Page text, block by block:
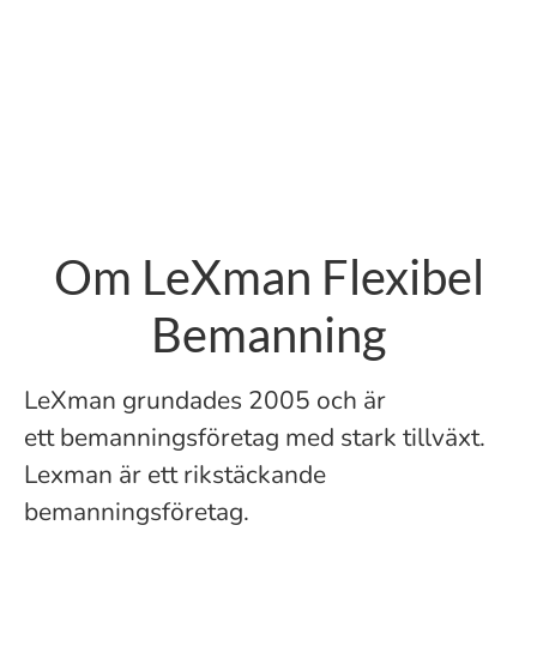
Om LeXman Flexibel
Bemanning
LeXman grundades 2005 och är
ett bemanningsföretag med stark tillväxt.
Lexman är ett rikstäckande
bemanningsföretag.